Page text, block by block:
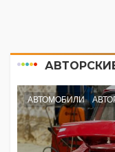
АВТОМОБИЛИ